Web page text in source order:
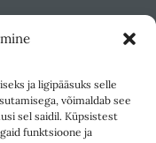
ja ligipääsuks selle
võimaldab see
sel saidil. Küpsistest
funktsioone ja